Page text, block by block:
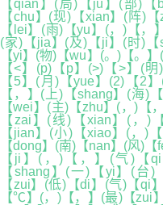
【qian】(局)【ju】(部)
【chu】(现)【xian】(阵)
【lei】(雨)【yu】(，)【，
(家)【jia】(及)【ji】(时)
【yi】(物)【wu】(。)【。
【<】(p)【p】(>)【>】(
【5】(月)【yue】(2)【2
【，】(上)【shang】(海)
【wei】(主)【zhu】(，)【
【zai】(线)【xian】(，)
【jian】(小)【xiao】(，)
【dong】(南)【nan】(风)
【ji】(，)【，】(气)【
【shang】(一)【yi】(台
【zui】(低)【di】(气)【qi
【℃】(，)【，】(最)【zui